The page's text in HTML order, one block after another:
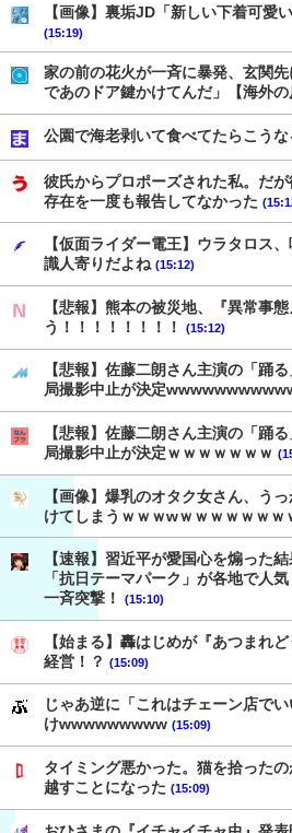
【画像】裏垢JD「新しい下着可愛
(15:19)
家の前の花火が一斉に暴発、玄関
であのドア鍵かけてんだ」【海外の
公園で海老剥いて食べてたらこう
彼氏からプロポーズされた私。だ
存在を一度も報告してなかった
【仮面ライダー電王】ウラタロス
識人寄りだよね (15:12)
【悲報】熊本の被災地、『異常事
う！！！！！！！！
(15:12)
【悲報】佐藤二朗さん主演の「踊
局撮影中止が決定
【悲報】佐藤二朗さん主演の「踊
局撮影中止が決定ｗｗｗｗｗｗｗ
【画像】爆乳のオタク女さん、う
けてしまうｗｗｗwｗｗｗｗｗｗ
【速報】習近平が愛国心を煽った
「抗日テーマパーク」が各地で人
一斉突撃！
(15:10)
【始まる】轟はじめが『あつまれ
経営！？ (15:09)
じゃあ逆に「これはチェーン店で
けwwwwwwwww (15:09)
タイミング悪かった。猫を拾った
越すことになった (15:09)